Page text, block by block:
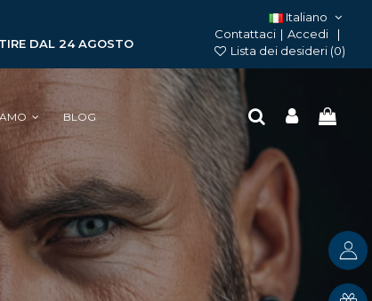
DAL 24 AGOSTO
Italiano
Contattaci | Accedi
Lista dei desideri (0)
BLOG